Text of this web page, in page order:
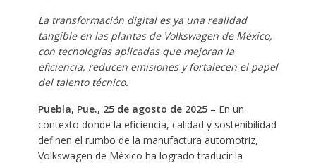
La transformación digital es ya una realidad
tangible en las plantas de Volkswagen de México,
con tecnologías aplicadas que mejoran la
eficiencia, reducen emisiones y fortalecen el papel
del talento técnico.
Puebla, Pue., 25 de agosto de 2025 – En un
contexto donde la eficiencia, calidad y sostenibilidad
definen el rumbo de la manufactura automotriz,
Volkswagen de México ha logrado traducir la